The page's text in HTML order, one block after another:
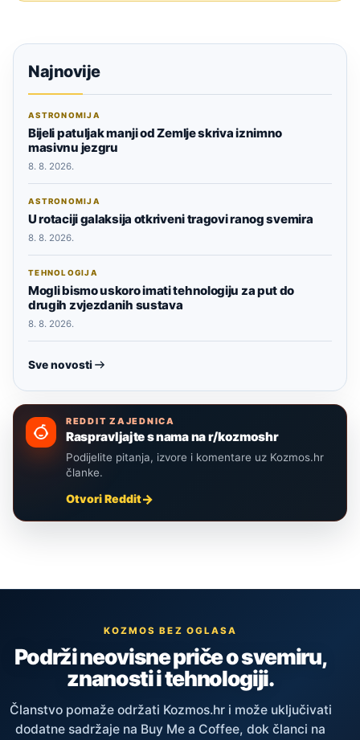
Najnovije
ASTRONOMIJA
Bijeli patuljak manji od Zemlje skriva iznimno
masivnu jezgru
8. 8. 2026.
ASTRONOMIJA
U rotaciji galaksija otkriveni tragovi ranog svemira
8. 8. 2026.
TEHNOLOGIJA
Mogli bismo uskoro imati tehnologiju za put do
drugih zvjezdanih sustava
8. 8. 2026.
Sve novosti
REDDIT ZAJEDNICA
Raspravljajte s nama na r/kozmoshr
Podijelite pitanja, izvore i komentare uz Kozmos.hr
članke.
Otvori Reddit
KOZMOS BEZ OGLASA
Podrži neovisne priče o svemiru,
znanosti i tehnologiji.
Članstvo pomaže održati Kozmos.hr i može uključivati
dodatne sadržaje na Buy Me a Coffee, dok članci na